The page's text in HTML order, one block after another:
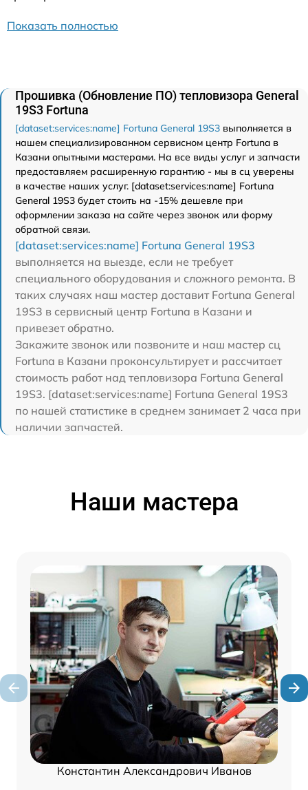
Показать полностью
Прошивка (Обновление ПО) тепловизора General
19S3 Fortuna
[dataset:services:name] Fortuna General 19S3 выполняется в
нашем специализированном сервисном центр Fortuna в
Казани опытными мастерами. На все виды услуг и запчасти
предоставляем расширенную гарантию - мы в сц уверены
в качестве наших услуг. [dataset:services:name] Fortuna
General 19S3 будет стоить на -15% дешевле при
оформлении заказа на сайте через звонок или форму
обратной связи.
[dataset:services:name] Fortuna General 19S3
выполняется на выезде, если не требует
специального оборудования и сложного ремонта. В
таких случаях наш мастер доставит Fortuna General
19S3 в сервисный центр Fortuna в Казани и
привезет обратно.
Закажите звонок или позвоните и наш мастер сц
Fortuna в Казани проконсультирует и рассчитает
стоимость работ над тепловизора Fortuna General
19S3. [dataset:services:name] Fortuna General 19S3
по нашей статистике в среднем занимает 2 часа при
наличии запчастей.
Наши мастера
Константин Александрович Иванов